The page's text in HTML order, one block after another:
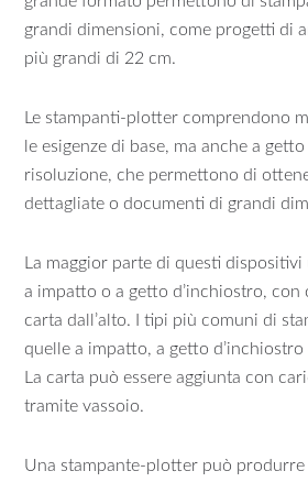
grandi dimensioni, come progetti di
più grandi di 22 cm.
Le stampanti-plotter comprendono
le esigenze di base, ma anche a
risoluzione, che permettono di
dettagliate o documenti di grandi
La maggior parte di questi
a impatto o a getto d’inchiostro, con
carta dall’alto. I tipi più comuni di
quelle a impatto, a getto d’inchiostro
La carta può essere aggiunta con
tramite vassoio.
Una stampante-plotter può